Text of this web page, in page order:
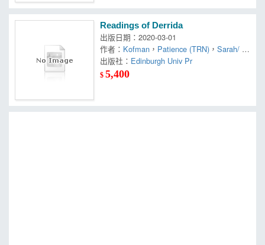
Readings of Derrida
出版日期：2020-03-01
作者： Kofman ， Patience (TRN) ，Sarah/ M
oll
出版社： Edinburgh Univ Pr
$5,400